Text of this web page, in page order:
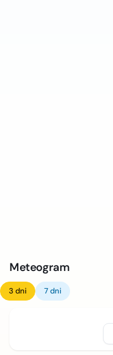
Meteogram
3 dni 7 dni